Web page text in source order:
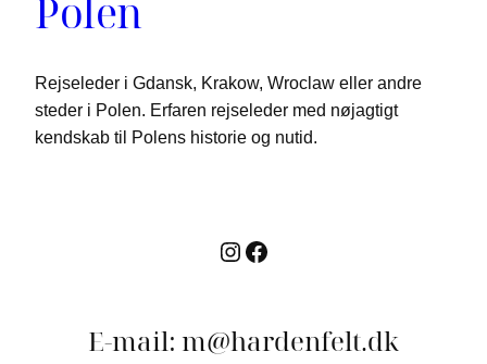
Polen
Rejseleder i Gdansk, Krakow, Wroclaw eller andre
steder i Polen. Erfaren rejseleder med nøjagtigt
kendskab til Polens historie og nutid.
E-mail: m@hardenfelt.dk